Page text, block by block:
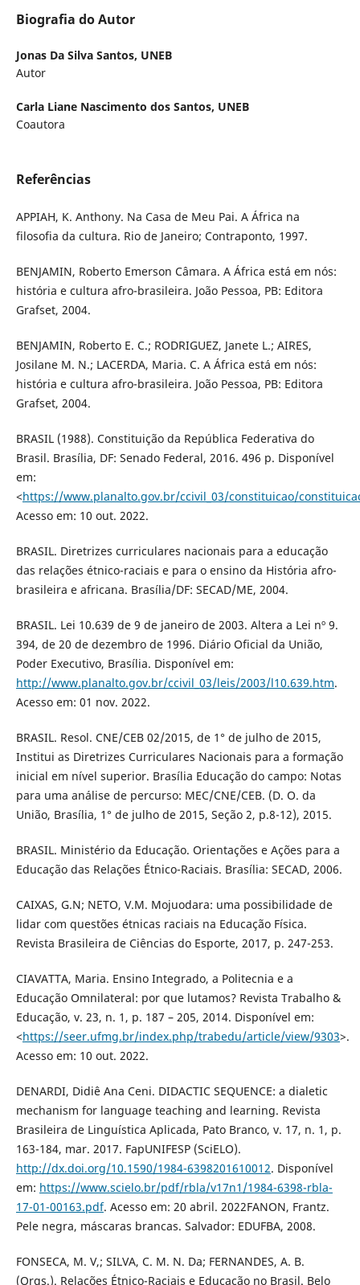
Biografia do Autor
Jonas Da Silva Santos, UNEB
Autor
Carla Liane Nascimento dos Santos, UNEB
Coautora
Referências
APPIAH, K. Anthony. Na Casa de Meu Pai. A África na
filosofia da cultura. Rio de Janeiro; Contraponto, 1997.
BENJAMIN, Roberto Emerson Câmara. A África está em nós:
história e cultura afro-brasileira. João Pessoa, PB: Editora
Grafset, 2004.
BENJAMIN, Roberto E. C.; RODRIGUEZ, Janete L.; AIRES,
Josilane M. N.; LACERDA, Maria. C. A África está em nós:
história e cultura afro-brasileira. João Pessoa, PB: Editora
Grafset, 2004.
BRASIL (1988). Constituição da República Federativa do
Brasil. Brasília, DF: Senado Federal, 2016. 496 p. Disponível
em:
<https://www.planalto.gov.br/ccivil_03/constituicao/
Acesso em: 10 out. 2022.
BRASIL. Diretrizes curriculares nacionais para a educação
das relações étnico-raciais e para o ensino da História afro-
brasileira e africana. Brasília/DF: SECAD/ME, 2004.
BRASIL. Lei 10.639 de 9 de janeiro de 2003. Altera a Lei nº 9.
394, de 20 de dezembro de 1996. Diário Oficial da União,
Poder Executivo, Brasília. Disponível em:
http://www.planalto.gov.br/ccivil_03/leis/2003/l10.639.htm.
Acesso em: 01 nov. 2022.
BRASIL. Resol. CNE/CEB 02/2015, de 1° de julho de 2015,
Institui as Diretrizes Curriculares Nacionais para a formação
inicial em nível superior. Brasília Educação do campo: Notas
para uma análise de percurso: MEC/CNE/CEB. (D. O. da
União, Brasília, 1° de julho de 2015, Seção 2, p.8-12), 2015.
BRASIL. Ministério da Educação. Orientações e Ações para a
Educação das Relações Étnico-Raciais. Brasília: SECAD, 2006.
CAIXAS, G.N; NETO, V.M. Mojuodara: uma possibilidade de
lidar com questões étnicas raciais na Educação Física.
Revista Brasileira de Ciências do Esporte, 2017, p. 247-253.
CIAVATTA, Maria. Ensino Integrado, a Politecnia e a
Educação Omnilateral: por que lutamos? Revista Trabalho &
Educação, v. 23, n. 1, p. 187 – 205, 2014. Disponível em:
<https://seer.ufmg.br/index.php/trabedu/article/view/9303>.
Acesso em: 10 out. 2022.
DENARDI, Didiê Ana Ceni. DIDACTIC SEQUENCE: a dialetic
mechanism for language teaching and learning. Revista
Brasileira de Linguística Aplicada, Pato Branco, v. 17, n. 1, p.
163-184, mar. 2017. FapUNIFESP (SciELO).
http://dx.doi.org/10.1590/1984-6398201610012. Disponível
em: https://www.scielo.br/pdf/rbla/v17n1/1984-6398-rbla-
17-01-00163.pdf. Acesso em: 20 abril. 2022FANON, Frantz.
Pele negra, máscaras brancas. Salvador: EDUFBA, 2008.
FONSECA, M. V,; SILVA, C. M. N. Da; FERNANDES, A. B.
(Orgs.). Relações Étnico-Raciais e Educação no Brasil. Belo